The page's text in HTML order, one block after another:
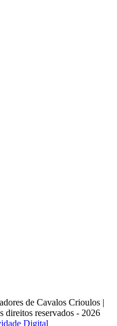
de Cavalos Crioulos |
direitos reservados - 2026